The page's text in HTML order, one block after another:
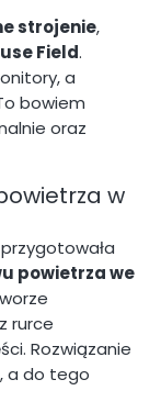
strojenie,
Field.
a
bowiem
oraz
w
powietrza we
rurce
Rozwiązanie
a do tego